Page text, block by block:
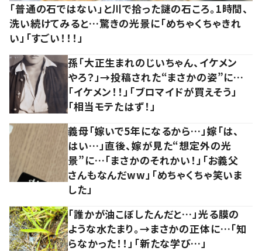
「普通の石ではない」と川で拾った謎の石ころ。1時間、
洗い続けてみると…驚きの光景に「めちゃくちゃきれ
い」「すごい！！！」
孫「大正生まれのじいちゃん、イケメン
やろ？」→投稿された“まさかの姿”に…
「イケメン！！」「ブロマイドが買えそう」
「相当モテたはず！」
義母「嫁いで5年になるから…」嫁「は、
はい…」直後、嫁が見た“想定外の光
景”に…「まさかのそれかい！」「お義父
さんもなんだww」「めちゃくちゃ笑いま
した」
「誰かが油こぼしたんだと…」光る膜の
ような水たまり。→まさかの正体に…「知
らなかった！！」「新たな学び…」